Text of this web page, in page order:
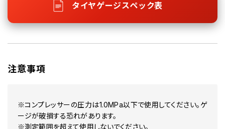
タイヤゲージスペック表
注意事項
※コンプレッサーの圧力は1.0MPa以下で使用してください。ゲ
ージが破損する恐れがあります。
※測定範囲を超えて使用しないでください。